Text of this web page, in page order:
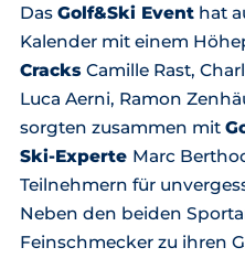
Das Golf&Ski Eventhat
Kalender mit einem
Cracks Camille Rast,
Luca Aerni, Ramon
sorgten zusammen mit
Ski-Experte Marc
Teilnehmern für
Neben den beiden
Feinschmecker zu ihren